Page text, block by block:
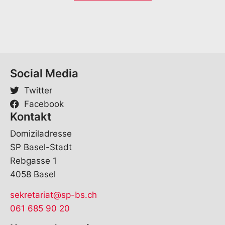
Social Media
Twitter
Facebook
Kontakt
Domiziladresse
SP Basel-Stadt
Rebgasse 1
4058 Basel
sekretariat@sp-bs.ch
061 685 90 20